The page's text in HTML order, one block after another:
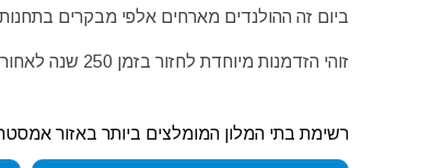
ביום זה ההולנדים מארחים אלפי מבקרים
זוהי הזדמנות מיוחדת לחזור בזמן 250 שנה לאחור, ולצפות בתחנות רוח פעילות המופעלות במיוחד וטוחנות דגנים שונים להנאת הצופים.
רשימת בתי המלון המומלצים ביותר באזור